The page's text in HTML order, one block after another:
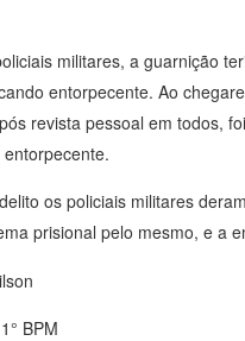
militares, a guarnição
entorpecente. Ao
revista pessoal em todos,
os policiais militares
prisional pelo mesmo, e a
BPM